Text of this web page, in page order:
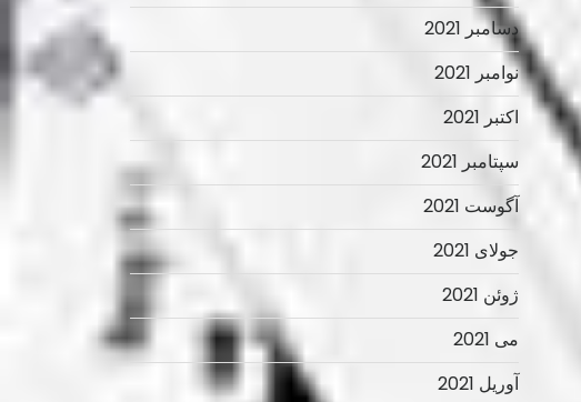
دسامبر 2021
نوامبر 2021
اکتبر 2021
سپتامبر 2021
آگوست 2021
جولای 2021
ژوئن 2021
می 2021
آوریل 2021